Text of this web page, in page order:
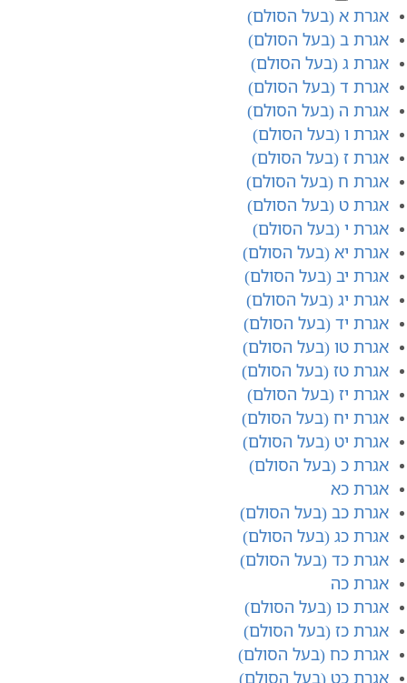
אגרת א (בעל הסולם)
אגרת ב (בעל הסולם)
אגרת ג (בעל הסולם)
אגרת ד (בעל הסולם)
אגרת ה (בעל הסולם)
אגרת ו (בעל הסולם)
אגרת ז (בעל הסולם)
אגרת ח (בעל הסולם)
אגרת ט (בעל הסולם)
אגרת י (בעל הסולם)
אגרת יא (בעל הסולם)
אגרת יב (בעל הסולם)
אגרת יג (בעל הסולם)
אגרת יד (בעל הסולם)
אגרת טו (בעל הסולם)
אגרת טז (בעל הסולם)
אגרת יז (בעל הסולם)
אגרת יח (בעל הסולם)
אגרת יט (בעל הסולם)
אגרת כ (בעל הסולם)
אגרת כא
אגרת כב (בעל הסולם)
אגרת כג (בעל הסולם)
אגרת כד (בעל הסולם)
אגרת כה
אגרת כו (בעל הסולם)
אגרת כז (בעל הסולם)
אגרת כח (בעל הסולם)
אגרת כט (בעל הסולם)